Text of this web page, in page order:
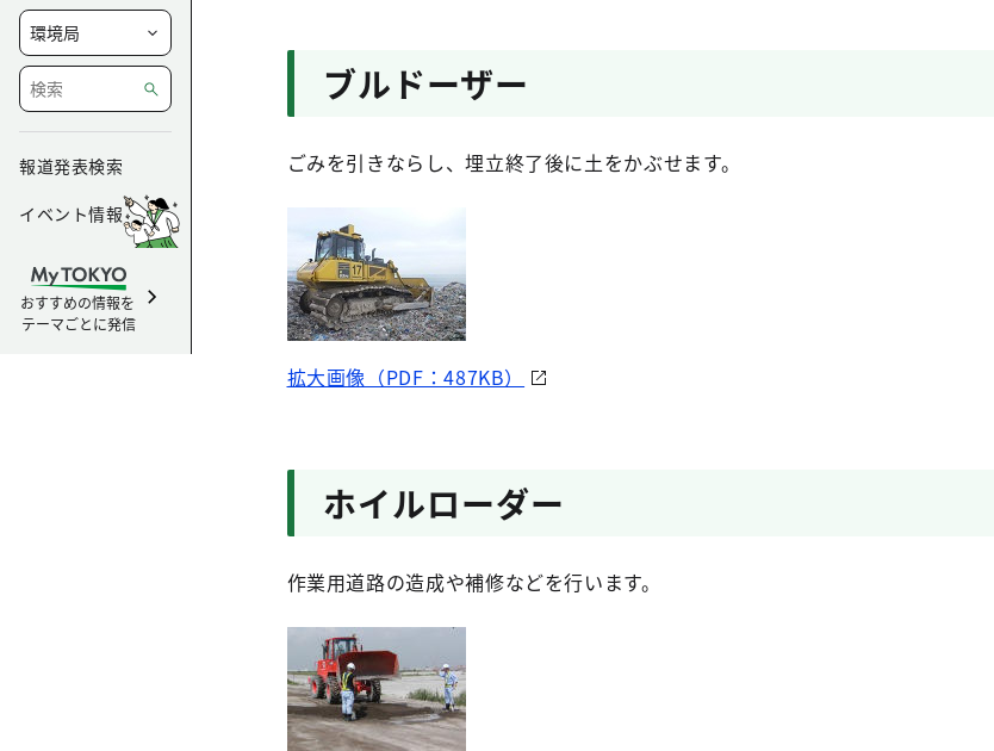
報道発表検索
イベント情報
おすすめの情報を
テーマごとに発信
ブルドーザー
ごみを引きならし、埋立終了後に土をかぶせます。
拡大画像（PDF：487KB）
ホイルローダー
作業用道路の造成や補修などを行います。